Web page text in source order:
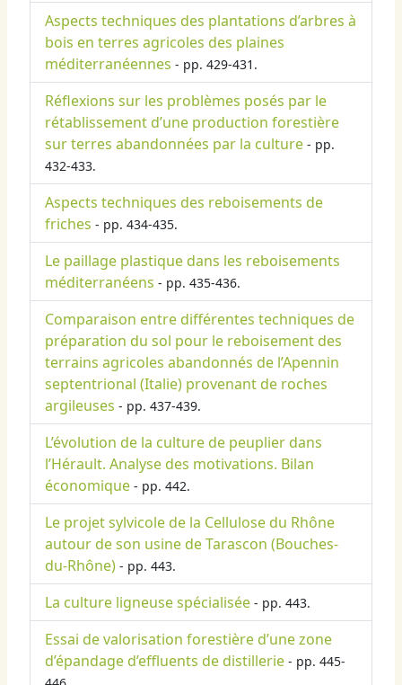
Aspects techniques des plantations d’arbres à
bois en terres agricoles des plaines
méditerranéennes - pp. 429-431.
Réflexions sur les problèmes posés par le
rétablissement d’une production forestière
sur terres abandonnées par la culture - pp.
432-433.
Aspects techniques des reboisements de
friches - pp. 434-435.
Le paillage plastique dans les reboisements
méditerranéens - pp. 435-436.
Comparaison entre différentes techniques de
préparation du sol pour le reboisement des
terrains agricoles abandonnés de l’Apennin
septentrional (Italie) provenant de roches
argileuses - pp. 437-439.
L’évolution de la culture de peuplier dans
l’Hérault. Analyse des motivations. Bilan
économique - pp. 442.
Le projet sylvicole de la Cellulose du Rhône
autour de son usine de Tarascon (Bouches-
du-Rhône) - pp. 443.
La culture ligneuse spécialisée - pp. 443.
Essai de valorisation forestière d’une zone
d’épandage d’effluents de distillerie - pp. 445-